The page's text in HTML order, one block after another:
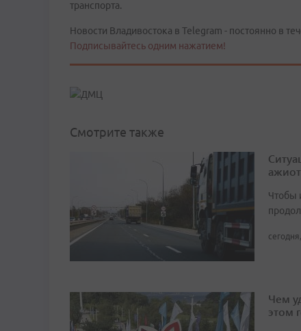
транспорта.
Новости Владивостока в Telegram - постоянно в
Подписывайтесь одним нажатием!
Смотрите также
Чтобы
Чем
этом